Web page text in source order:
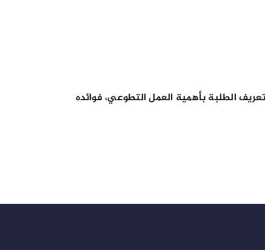
الطلبة بأهمية العمل التطوعي، فوائده